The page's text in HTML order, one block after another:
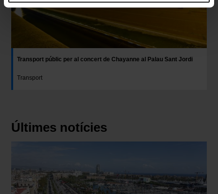
Las cookies necesarias son imprescindibles para el funcionamiento de la web y, por
tanto, si no las aceptas, no puedes empezar a navegar. Solo puedes consultar
nuestraPolítica de cookies.
En cualquier momento de la navegación en esta web, podrás modificar tu selección de
cookies seleccionando la opción “Gestor de cookies”, que encontrarás en el menú de la
parte inferior de la web.
Transport públic per al concert de Chayanne al Palau Sant Jordi
Transport
Últimes notícies